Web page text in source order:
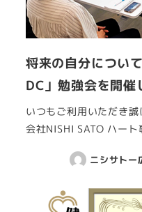
将来の自分につい
DC」勉強会を開催
いつもご利用いただき
会社NISHI SATO ハー
ニシサトー